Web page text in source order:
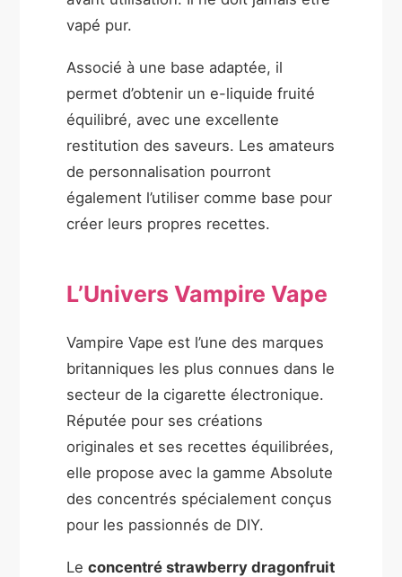
vapé pur.
Associé à une base adaptée, il
permet d’obtenir un e-liquide fruité
équilibré, avec une excellente
restitution des saveurs. Les amateurs
de personnalisation pourront
également l’utiliser comme base pour
créer leurs propres recettes.
L’Univers Vampire Vape
Vampire Vape est l’une des marques
britanniques les plus connues dans le
secteur de la cigarette électronique.
Réputée pour ses créations
originales et ses recettes équilibrées,
elle propose avec la gamme Absolute
des concentrés spécialement conçus
pour les passionnés de DIY.
Leconcentré strawberry dragonfruit